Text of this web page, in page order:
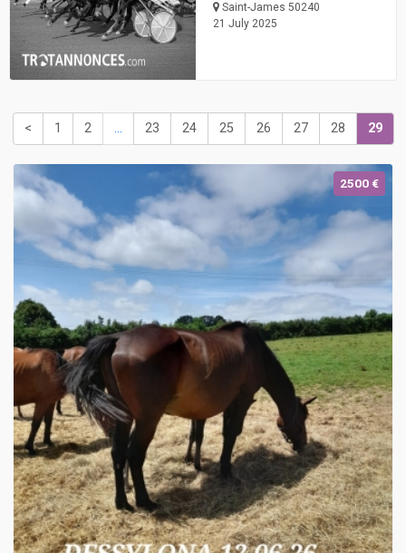
Saint-James 50240
21 July 2025
< 1 2 ... 23 24 25 26 27 28 29
2500 €